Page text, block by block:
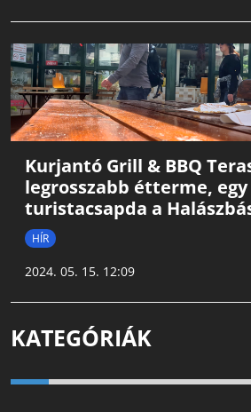
Kurjantó Grill & BBQ
legrosszabb étterme,
turistacsapda a
HÍR
2024. 05. 15. 12:09
KATEGÓRIÁK